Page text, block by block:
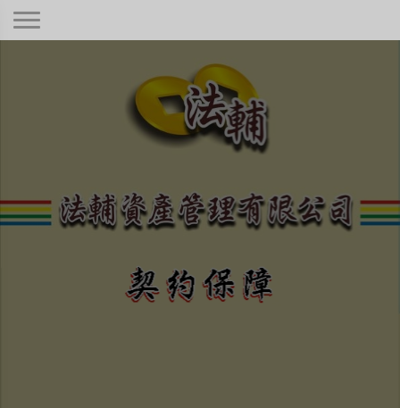
本公司秉持著合情合理合法、正規經
營、健全制度，只要是合法有憑據的債